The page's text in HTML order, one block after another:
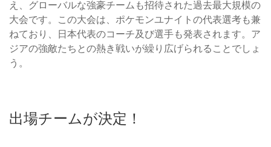
え、グローバルな強豪チームも招待された過去最大規模の
大会です。この大会は、ポケモンユナイトの代表選考も兼
ねており、日本代表のコーチ及び選手も発表されます。ア
ジアの強敵たちとの熱き戦いが繰り広げられることでしょ
う。
出場チームが決定！